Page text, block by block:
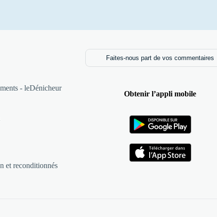
- leDénicheur
et reconditionnés
Faites-nous part de vos commentaires
Obtenir l’appli mobile